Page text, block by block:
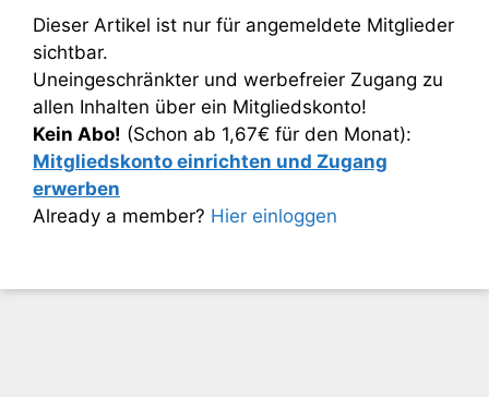
Dieser Artikel ist nur für angemeldete Mitglieder
sichtbar.
Uneingeschränkter und werbefreier Zugang zu
allen Inhalten über ein Mitgliedskonto!
Kein Abo! (Schon ab 1,67€ für den Monat):
Mitgliedskonto einrichten und Zugang
erwerben
Already a member? Hier einloggen